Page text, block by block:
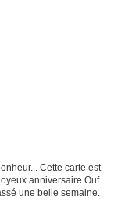
Cette carte est
anniversaire Ouf
une belle semaine.